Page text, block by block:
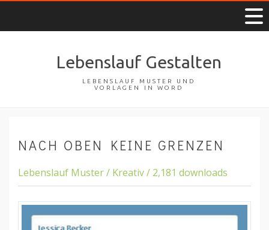
Lebenslauf Gestalten
LEBENSLAUF MUSTER UND
VORLAGEN IN WORD
NACH OBEN KEINE GRENZEN
Lebenslauf Muster / Kreativ / 2,181 downloads